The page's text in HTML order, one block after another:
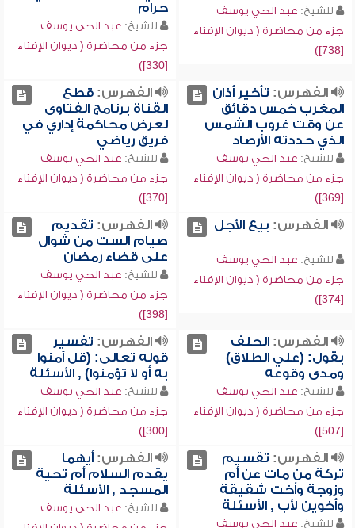
للشيخ: عبد الحي يوسف
جزء من محاضرة ( ديوان الإفتاء
[738])
حرام
للشيخ: عبد الحي يوسف
جزء من محاضرة ( ديوان الإفتاء
[330])
الفهرس: تأخير أذان
المغرب خمس دقائق
عن وقت غروب الشمس
الذي حددته الأرصاد
للشيخ: عبد الحي يوسف
جزء من محاضرة ( ديوان الإفتاء
[369])
الفهرس:قطع
القناة برنامج الفتاوى
لعرض محاكمة إداري في
فريق رياضي
للشيخ: عبد الحي يوسف
جزء من محاضرة ( ديوان الإفتاء
[370])
الفهرس: بيع الأجل
للشيخ: عبد الحي يوسف
جزء من محاضرة ( ديوان الإفتاء
[374])
الفهرس: تقديم
صيام الست من شوال
على قضاء رمضان
للشيخ: عبد الحي يوسف
جزء من محاضرة ( ديوان الإفتاء
[398])
الفهرس:الحلف
بقول: (علي الطلاق)
ومدى وقوعه
للشيخ: عبد الحي يوسف
جزء من محاضرة ( ديوان الإفتاء
[507])
الفهرس: تفسير
قوله تعالى: (قل آمنوا
به أو لا تؤمنوا) , الأسئلة
للشيخ: عبد الحي يوسف
جزء من محاضرة ( ديوان الإفتاء
[300])
الفهرس: تقسيم
تركة من مات عن أم
وزوجة وأخت شقيقة
وأخوين لأب , الأسئلة
للشيخ: عبد الحي يوسف
الفهرس:أيهما
يقدم السلام أم تحية
المسجد , الأسئلة
للشيخ: عبد الحي يوسف